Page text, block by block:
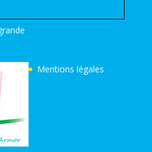
Mentions légales